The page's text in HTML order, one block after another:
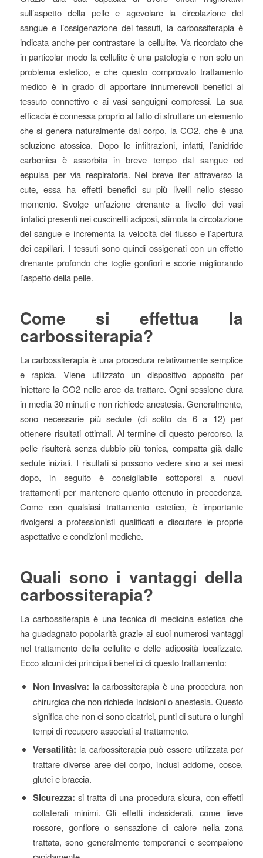
sull’aspetto della pelle e agevolare la circolazione del
sangue e l’ossigenazione dei tessuti, la carbossiterapia è
indicata anche per contrastare la cellulite. Va ricordato che
in particolar modo la cellulite è una patologia e non solo un
problema estetico, e che questo comprovato trattamento
medico è in grado di apportare innumerevoli benefici al
tessuto connettivo e ai vasi sanguigni compressi. La sua
efficacia è connessa proprio al fatto di sfruttare un elemento
che si genera naturalmente dal corpo, la CO2, che è una
soluzione atossica. Dopo le infiltrazioni, infatti, l’anidride
carbonica è assorbita in breve tempo dal sangue ed
espulsa per via respiratoria. Nel breve iter attraverso la
cute, essa ha effetti benefici su più livelli nello stesso
momento. Svolge un’azione drenante a livello dei vasi
linfatici presenti nei cuscinetti adiposi, stimola la circolazione
del sangue e incrementa la velocità del flusso e l’apertura
dei capillari. I tessuti sono quindi ossigenati con un effetto
drenante profondo che toglie gonfiori e scorie migliorando
l’aspetto della pelle.
Come si effettua la
carbossiterapia?
La carbossiterapia è una procedura relativamente semplice
e rapida. Viene utilizzato un dispositivo apposito per
iniettare la CO2 nelle aree da trattare. Ogni sessione dura
in media 30 minuti e non richiede anestesia. Generalmente,
sono necessarie più sedute (di solito da 6 a 12) per
ottenere risultati ottimali. Al termine di questo percorso, la
pelle risulterà senza dubbio più tonica, compatta già dalle
sedute iniziali. I risultati si possono vedere sino a sei mesi
dopo, in seguito è consigliabile sottoporsi a nuovi
trattamenti per mantenere quanto ottenuto in precedenza.
Come con qualsiasi trattamento estetico, è importante
rivolgersi a professionisti qualificati e discutere le proprie
aspettative e condizioni mediche.
Quali sono i vantaggi della
carbossiterapia?
La carbossiterapia è una tecnica di medicina estetica che
ha guadagnato popolarità grazie ai suoi numerosi vantaggi
nel trattamento della cellulite e delle adiposità localizzate.
Ecco alcuni dei principali benefici di questo trattamento:
Non invasiva: la carbossiterapia è una procedura non
chirurgica che non richiede incisioni o anestesia. Questo
significa che non ci sono cicatrici, punti di sutura o lunghi
tempi di recupero associati al trattamento.
Versatilità: la carbossiterapia può essere utilizzata per
trattare diverse aree del corpo, inclusi addome, cosce,
glutei e braccia.
Sicurezza: si tratta di una procedura sicura, con effetti
collaterali minimi. Gli effetti indesiderati, come lieve
rossore, gonfiore o sensazione di calore nella zona
trattata, sono generalmente temporanei e scompaiono